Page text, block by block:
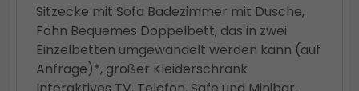
Sitzecke mit Sofa Badezimmer mit Dusche,
Föhn Bequemes Doppelbett, das in zwei
Einzelbetten umgewandelt werden kann (auf
Anfrage)*, großer Kleiderschrank